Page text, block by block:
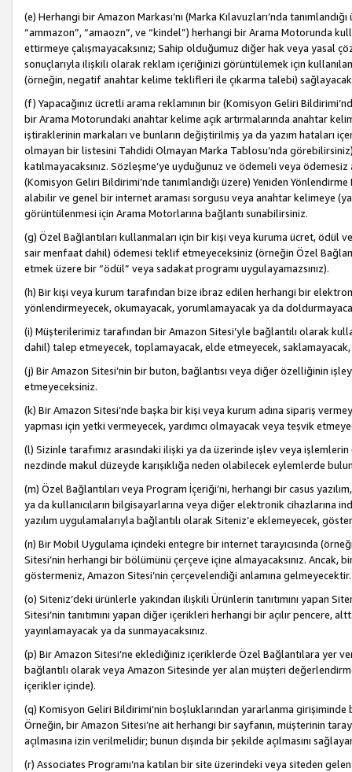
(e) Herhangi bir Amazon Markası’nı (Marka Kılavuzları’nda
“ammazon”, “amaozn”, ve “kindel”) herhangi bir Arama Motorunda
ettirmeye çalışmayacaksınız; Sahip olduğumuz diğer hak veya yasal
sonuçlarıyla ilişkili olarak reklam içeriğinizi görüntülemek için
(örneğin, negatif anahtar kelime teklifleri ile çıkarma talebi)
(f) Yapacağınız ücretli arama reklamının bir (Komisyon Geliri
bir Arama Motorundaki anahtar kelime açık artırmalarında anahtar
iştiraklerinin markaları ve bunların değiştirilmiş ya da yazım hataları
olmayan bir listesini Tahdidi Olmayan Marka Tablosu’nda
katılmayacaksınız. Sözleşme’ye uyduğunuz ve ödemeli veya
(Komisyon Geliri Bildirimi’nde tanımlandığı üzere) Yeniden
alabilir ve genel bir internet araması sorgusu veya anahtar kelimeye
görüntülenmesi için Arama Motorlarına bağlantı sunabilirsiniz.
(g) Özel Bağlantıları kullanmaları için bir kişi veya kuruma ücret, ödül
sair menfaat dahil) ödemesi teklif etmeyeceksiniz (örneğin Özel
etmek üzere bir “ödül” veya sadakat programı uygulayamazsınız).
(h) Bir kişi veya kurum tarafından bize ibraz edilen herhangi bir
yönlendirmeyecek, okumayacak, yorumlamayacak ya da
(i) Müşterilerimiz tarafından bir Amazon Sitesi’yle bağlantılı olarak
dahil) talep etmeyecek, toplamayacak, elde etmeyecek,
(j) Bir Amazon Sitesi’nin bir buton, bağlantısı veya diğer özelliğinin
etmeyeceksiniz.
(k) Bir Amazon Sitesi’nde başka bir kişi veya kurum adına sipariş
yapması için yetki vermeyecek, yardımcı olmayacak veya teşvik
(l) Sizinle tarafımız arasındaki ilişki ya da üzerinde işlev veya
nezdinde makul düzeyde karışıklığa neden olabilecek eylemlerde
(m) Özel Bağlantıları veya Program İçeriği’ni, herhangi bir casus
ya da kullanıcıların bilgisayarlarına veya diğer elektronik
yazılım uygulamalarıyla bağlantılı olarak Siteniz’e eklemeyecek,
(n) Bir Mobil Uygulama içindeki entegre bir internet tarayıcısında
Sitesi’nin herhangi bir bölümünü çerçeve içine almayacaksınız. Ancak,
göstermeniz, Amazon Sitesi’nin çerçevelendiği anlamına gelmeyecektir.
(o) Siteniz’deki ürünlerle yakından ilişkili Ürünlerin tanıtımını yapan
Sitesi’nin tanıtımını yapan diğer içerikleri herhangi bir açılır pencere,
yayınlamayacak ya da sunmayacaksınız.
(p) Bir Amazon Sitesi’ne eklediğiniz içeriklerde Özel Bağlantılara yer
bağlantılı olarak veya Amazon Sitesinde yer alan müşteri
içerikler içinde).
(q) Komisyon Geliri Bildirimi’nin boşluklarından yararlanma
Örneğin, bir Amazon Sitesi’ne ait herhangi bir sayfanın, müşterinin
açılmasına izin verilmelidir; bunun dışında bir şekilde açılmasını
(r) Associates Programı’na katılan bir site üzerindeki veya siteden